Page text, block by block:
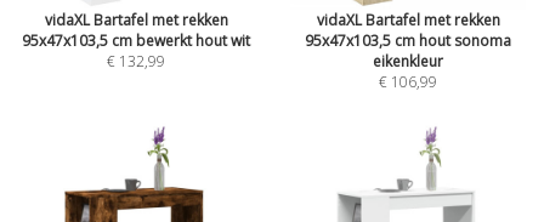
vidaXL Bartafel met rekken
95x47x103,5 cm bewerkt hout wit
€ 132,99
vidaXL Bartafel met rekken
95x47x103,5 cm hout sonoma
eikenkleur
€ 106,99